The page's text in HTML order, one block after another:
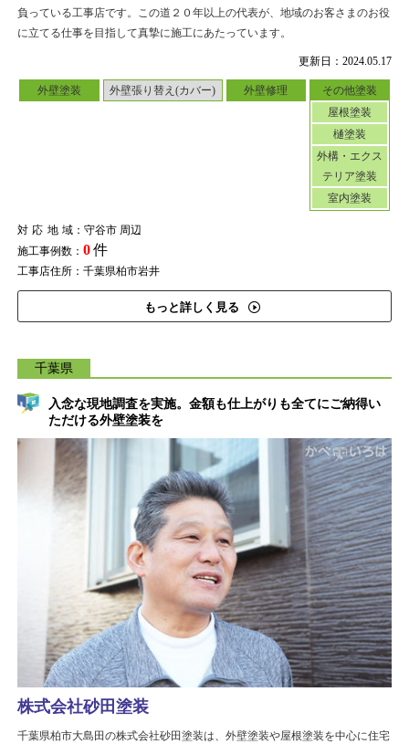
更新日：2024.05.17
外壁塗装 外壁張り替え(カバー) 外壁修理
その他塗装
屋根塗装
樋塗装
外構・エクス
テリア塗装
室内塗装
対応地域：守谷市 周辺
施工事例数： 0件
工事店住所：千葉県柏市岩井
もっと詳しく見る
負っている工事店です。この道２０年以上の代表が、地域のお客さまのお役
に立てる仕事を目指して真摯に施工にあたっています。
千葉県
入念な現地調査を実施。金額も仕上がりも全てにご納得い
ただける外壁塗装を
株式会社砂田塗装
千葉県柏市大島田の株式会社砂田塗装は、外壁塗装や屋根塗装を中心に住宅